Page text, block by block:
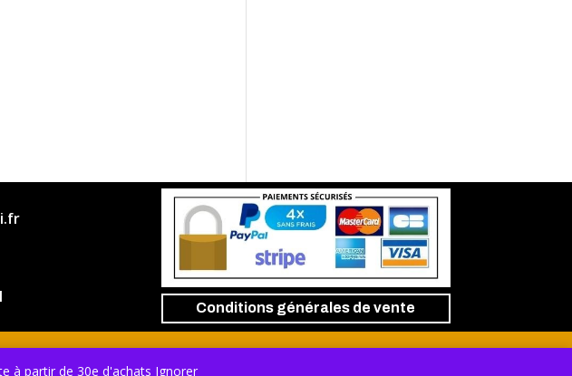
à partir de 30e d'achats Ignorer
Conditions générales de vente